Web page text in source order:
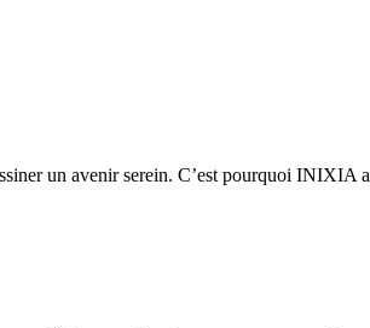
un avenir serein. C’est pourquoi INIXIA